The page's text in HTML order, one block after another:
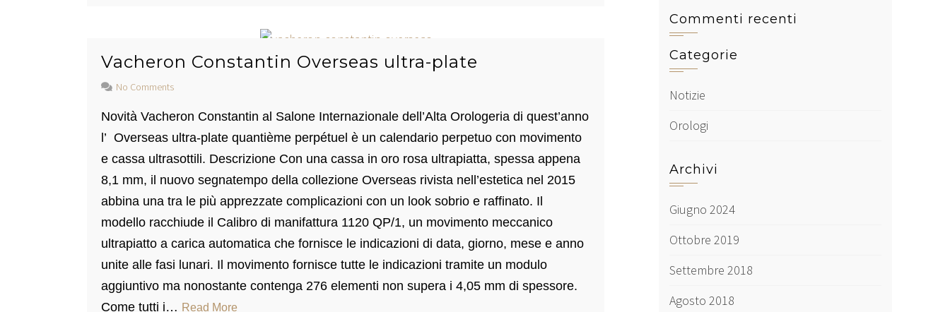
Vacheron Constantin Overseas ultra-plate
No Comments
Novità Vacheron Constantin al Salone Internazionale dell’Alta Orologeria di quest’anno
l’ Overseas ultra-plate quantième perpétuel è un calendario perpetuo con movimento
e cassa ultrasottili. Descrizione Con una cassa in oro rosa ultrapiatta, spessa appena
8,1 mm, il nuovo segnatempo della collezione Overseas rivista nell’estetica nel 2015
abbina una tra le più apprezzate complicazioni con un look sobrio e raffinato. Il
modello racchiude il Calibro di manifattura 1120 QP/1, un movimento meccanico
ultrapiatto a carica automatica che fornisce le indicazioni di data, giorno, mese e anno
unite alle fasi lunari. Il movimento fornisce tutte le indicazioni tramite un modulo
aggiuntivo ma nonostante contenga 276 elementi non supera i 4,05 mm di spessore.
Come tutti i… Read More
Commenti recenti
Categorie
Notizie
Orologi
Archivi
Giugno 2024
Ottobre 2019
Settembre 2018
Agosto 2018